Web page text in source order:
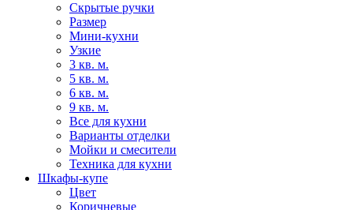
Скрытые ручки
Размер
Мини-кухни
Узкие
3 кв. м.
5 кв. м.
6 кв. м.
9 кв. м.
Все для кухни
Варианты отделки
Мойки и смесители
Техника для кухни
Шкафы-купе
Цвет
Коричневые